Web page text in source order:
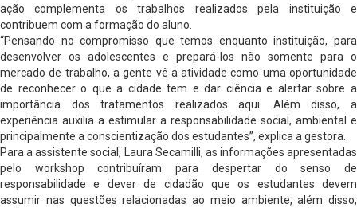
ação complementa os trabalhos realizados pela instituição e
contribuem com a formação do aluno.
“Pensando no compromisso que temos enquanto instituição, para
desenvolver os adolescentes e prepará-los não somente para o
mercado de trabalho, a gente vê a atividade como uma oportunidade
de reconhecer o que a cidade tem e dar ciência e alertar sobre a
importância dos tratamentos realizados aqui. Além disso, a
experiência auxilia a estimular a responsabilidade social, ambiental e
principalmente a conscientização dos estudantes”, explica a gestora.
Para a assistente social, Laura Secamilli, as informações apresentadas
pelo workshop contribuíram para despertar do senso de
responsabilidade e dever de cidadão que os estudantes devem
assumir nas questões relacionadas ao meio ambiente, além disso,